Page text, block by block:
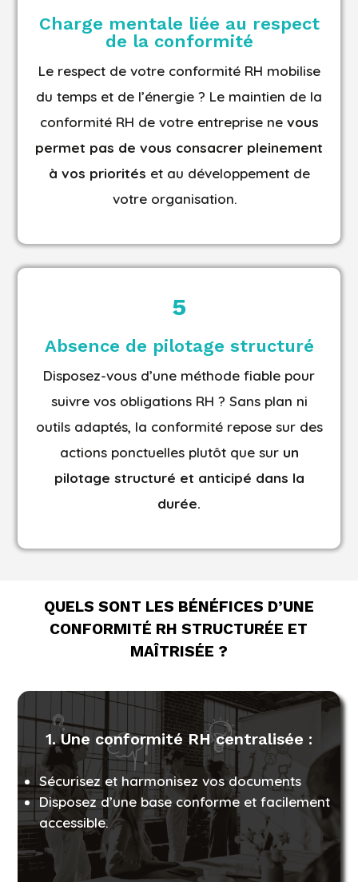
Charge mentale liée au respect
de la conformité
Le respect de votre conformité RH mobilise
du temps et de l’énergie ? Le maintien de la
conformité RH de votre entreprise ne vous
permet pas de vous consacrer pleinement
à vos priorités et au développement de
votre organisation.
5
Absence de pilotage structuré
Disposez-vous d’une méthode fiable pour
suivre vos obligations RH ? Sans plan ni
outils adaptés, la conformité repose sur des
actions ponctuelles plutôt que surun
pilotage structuré et anticipé dans la
durée.
QUELS SONT LES BÉNÉFICES D’UNE
CONFORMITÉ RH STRUCTURÉE ET
MAÎTRISÉE ?
1. Une conformité RH centralisée :
Sécurisez et harmonisez vos documents
Disposez d’une base conforme et facilement
accessible.